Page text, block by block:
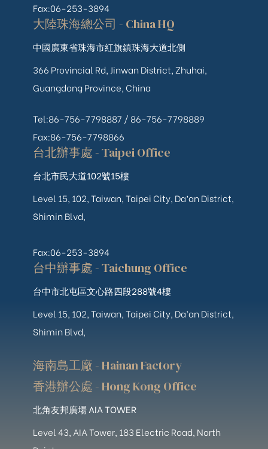
Fax:06-253-3894
大陸珠海總公司 - China HQ
中國廣東省珠海市紅旗鎮珠海大道北側
366 Provincial Rd, Jinwan District, Zhuhai,
Guangdong Province, China
Tel:86-756-7798887 / 86-756-7798889
Fax:86-756-7798866
台北辦事處 - Taipei Office
台北市民大道102號15樓
Level 15, 102, Taiwan, Taipei City, Da’an District,
Shimin Blvd,
Fax:06-253-3894
台中辦事處 - Taichung Office
台中市北屯區文心路四段288號4樓
Level 15, 102, Taiwan, Taipei City, Da’an District,
Shimin Blvd,
海南島工廠 - Hainan Factory
香港辦公處 - Hong Kong Office
北角友邦廣場 AIA TOWER
Level 43, AIA Tower, 183 Electric Road, North